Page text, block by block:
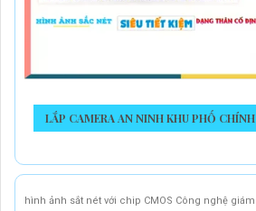
LẮP CAMERA AN NINH KHU PHỐ
hình ảnh sắt nét với chip CMOS Công nghệ giám